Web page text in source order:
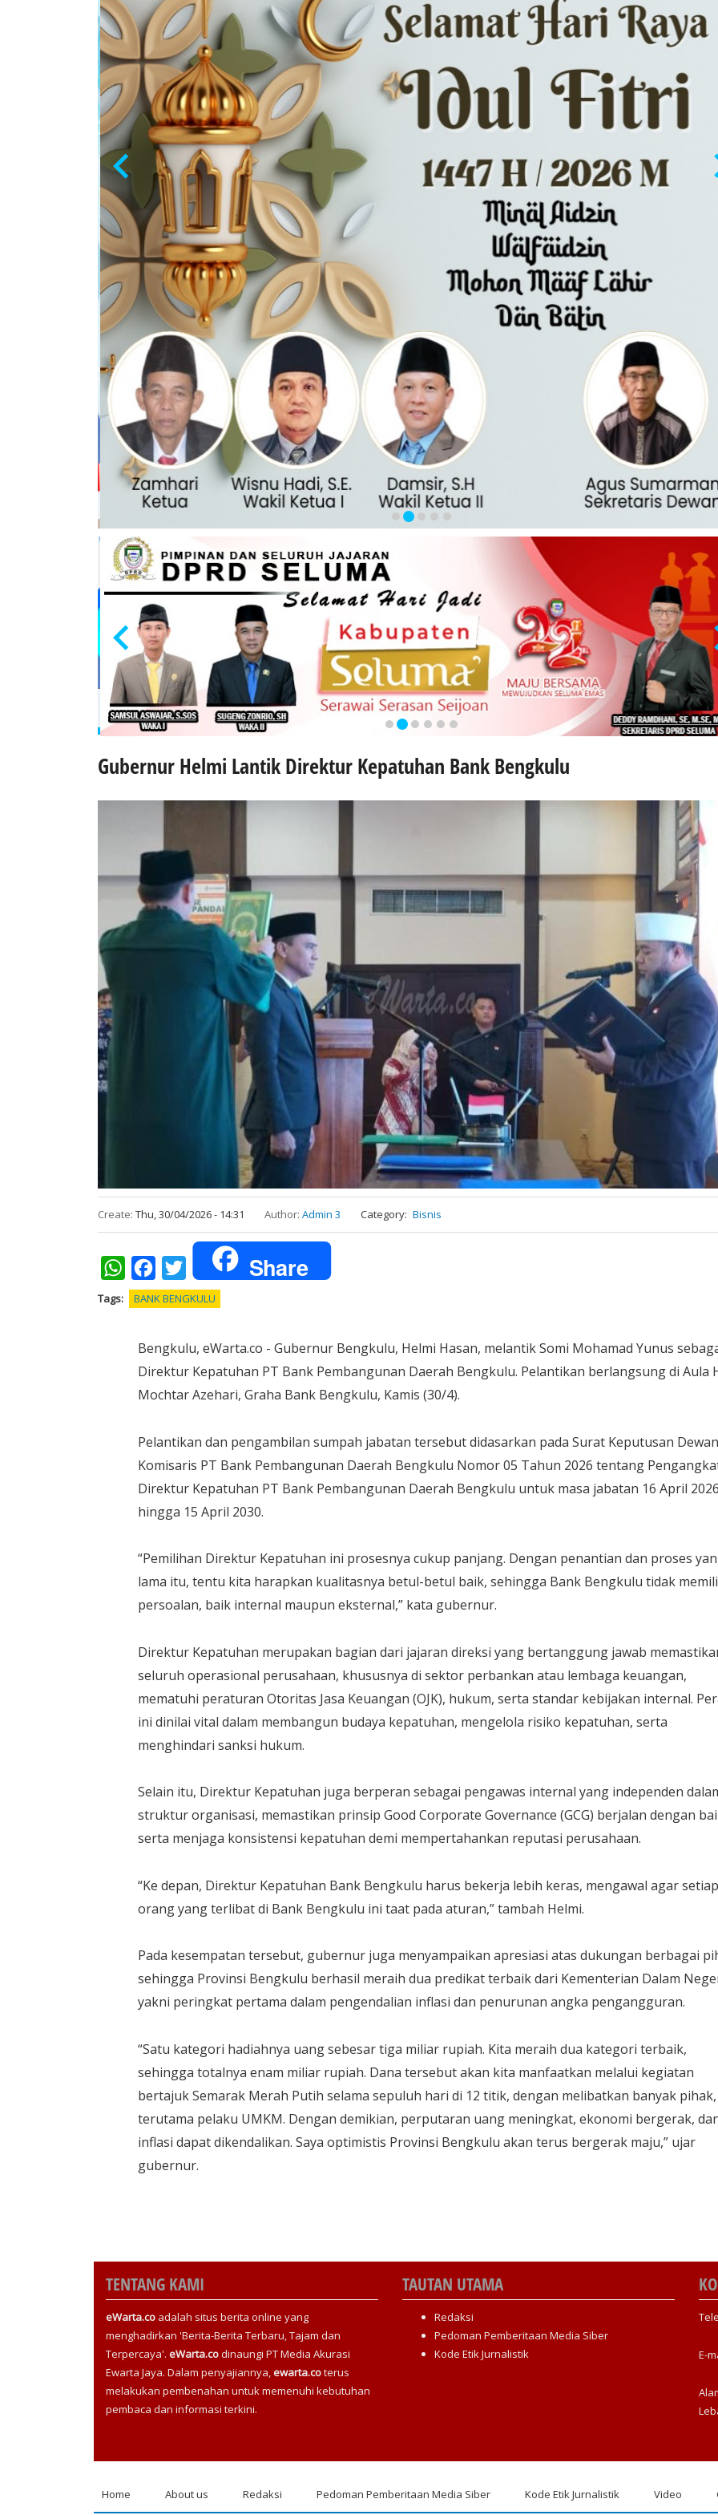
Gubernur Helmi Lantik Direktur Kepatuhan Bank Bengkulu
Create: Thu, 30/04/2026 - 14:31 Author: Admin 3 Category Bisnis
WhatsAppFacebookTwitter Share
Tags BANK BENGKULU
Bengkulu, eWarta.co - Gubernur Bengkulu, Helmi Hasan, melantik Somi Mohamad Yunus
Direktur Kepatuhan PT Bank Pembangunan Daerah Bengkulu. Pelantikan berlangsung di Aula
Mochtar Azehari, Graha Bank Bengkulu, Kamis (30/4).
Pelantikan dan pengambilan sumpah jabatan tersebut didasarkan pada Surat Keputusan Dewan
Komisaris PT Bank Pembangunan Daerah Bengkulu Nomor 05 Tahun 2026 tentang
Direktur Kepatuhan PT Bank Pembangunan Daerah Bengkulu untuk masa jabatan 16 April
hingga 15 April 2030.
“Pemilihan Direktur Kepatuhan ini prosesnya cukup panjang. Dengan penantian dan proses
lama itu, tentu kita harapkan kualitasnya betul-betul baik, sehingga Bank Bengkulu tidak
persoalan, baik internal maupun eksternal,” kata gubernur.
Direktur Kepatuhan merupakan bagian dari jajaran direksi yang bertanggung jawab
seluruh operasional perusahaan, khususnya di sektor perbankan atau lembaga keuangan,
mematuhi peraturan Otoritas Jasa Keuangan (OJK), hukum, serta standar kebijakan internal.
ini dinilai vital dalam membangun budaya kepatuhan, mengelola risiko kepatuhan, serta
menghindari sanksi hukum.
Selain itu, Direktur Kepatuhan juga berperan sebagai pengawas internal yang independen
struktur organisasi, memastikan prinsip Good Corporate Governance (GCG) berjalan dengan
serta menjaga konsistensi kepatuhan demi mempertahankan reputasi perusahaan.
“Ke depan, Direktur Kepatuhan Bank Bengkulu harus bekerja lebih keras, mengawal agar setiap
orang yang terlibat di Bank Bengkulu ini taat pada aturan,” tambah Helmi.
Pada kesempatan tersebut, gubernur juga menyampaikan apresiasi atas dukungan berbagai
sehingga Provinsi Bengkulu berhasil meraih dua predikat terbaik dari Kementerian Dalam
yakni peringkat pertama dalam pengendalian inflasi dan penurunan angka pengangguran.
“Satu kategori hadiahnya uang sebesar tiga miliar rupiah. Kita meraih dua kategori terbaik,
sehingga totalnya enam miliar rupiah. Dana tersebut akan kita manfaatkan melalui kegiatan
bertajuk Semarak Merah Putih selama sepuluh hari di 12 titik, dengan melibatkan banyak pihak,
terutama pelaku UMKM. Dengan demikian, perputaran uang meningkat, ekonomi bergerak,
inflasi dapat dikendalikan. Saya optimistis Provinsi Bengkulu akan terus bergerak maju,” ujar
gubernur.
TENTANG KAMI
eWarta.co adalah situs berita online yang
menghadirkan 'Berita-Berita Terbaru, Tajam dan
Terpercaya'. eWarta.codinaungi PT Media Akurasi
Ewarta Jaya. Dalam penyajiannya,ewarta.coterus
melakukan pembenahan untuk memenuhi kebutuhan
pembaca dan informasi terkini.
TAUTAN UTAMA
Redaksi
Pedoman Pemberitaan Media Siber
Kode Etik Jurnalistik
E-
Home About us Redaksi Pedoman Pemberitaan Media Siber Kode Etik Jurnalistik Video